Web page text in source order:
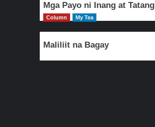
Mga Payo ni Inang at Tatang
Column My Tea
Maliliit na Bagay